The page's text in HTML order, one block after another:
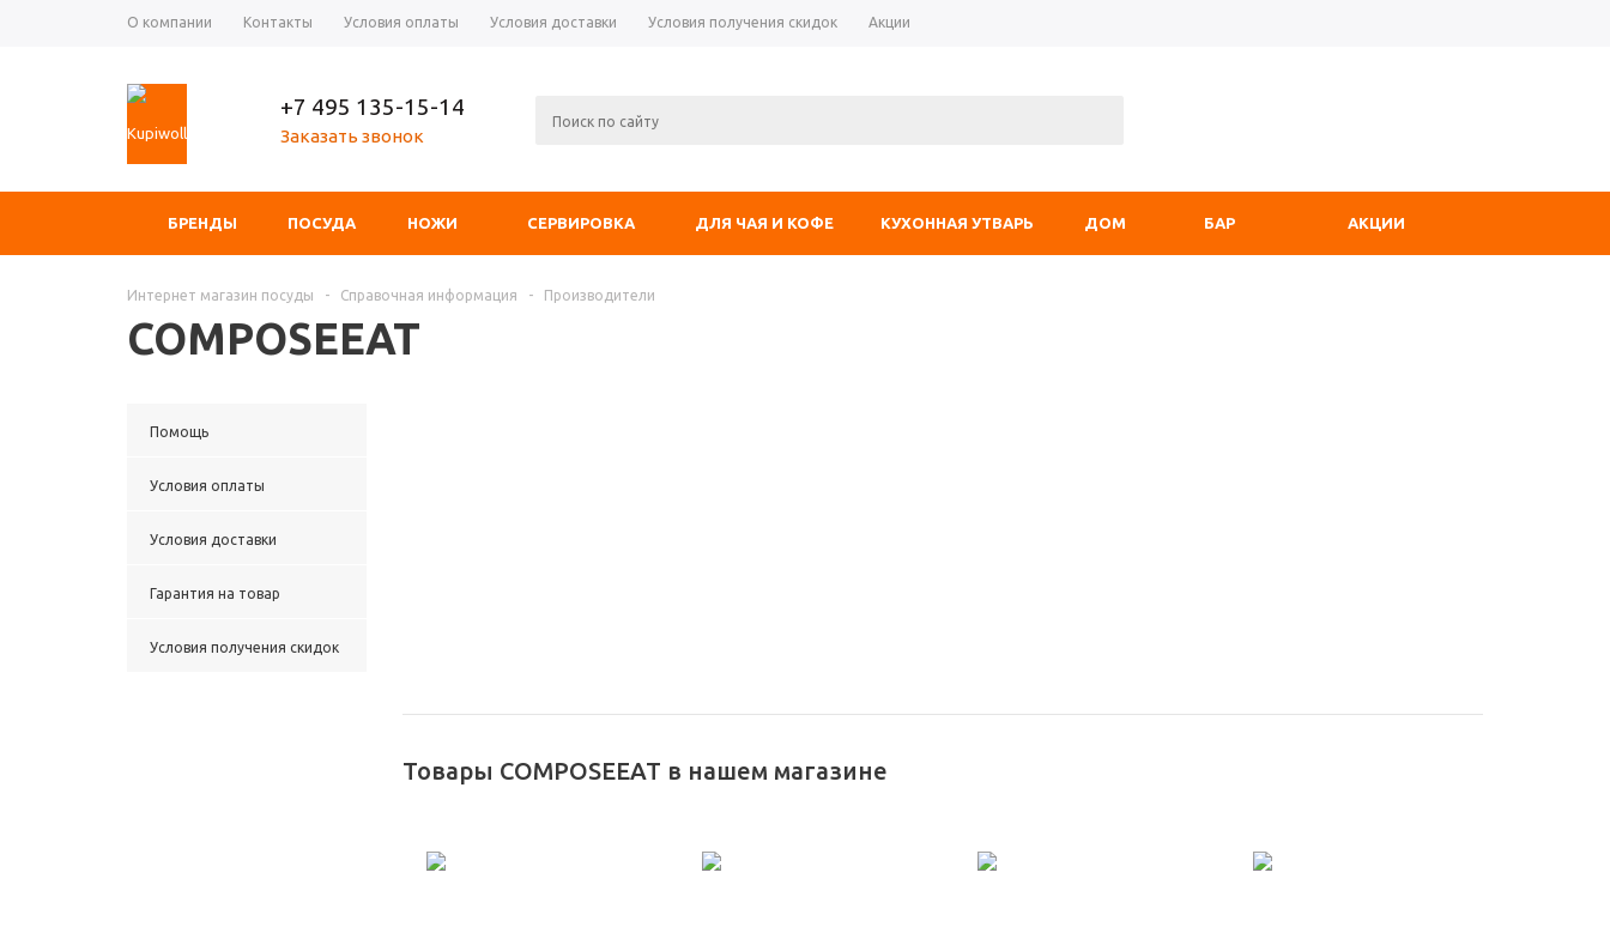
О компании Контакты Условия оплаты Условия доставки Условия получения скидок Акции
+7 495 135-15-14
Заказать звонок
БРЕНДЫ ПОСУДА НОЖИ СЕРВИРОВКА ДЛЯ ЧАЯ И КОФЕ КУХОННАЯ УТВАРЬ ДОМ БАР АКЦИИ
Интернет магазин посуды - Справочная информация - Производители
COMPOSEEAT
Помощь
Условия оплаты
Условия доставки
Гарантия на товар
Условия получения скидок
Товары COMPOSEEAT в нашем магазине